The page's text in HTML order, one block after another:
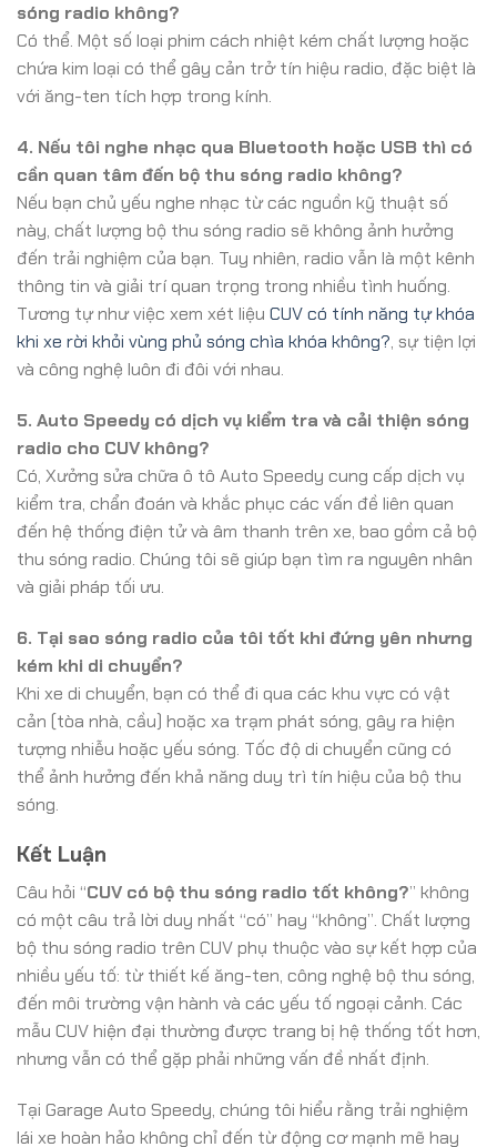
sóng radio không?
Có thể. Một số loại phim cách nhiệt kém chất lượng hoặc
chứa kim loại có thể gây cản trở tín hiệu radio, đặc biệt là
với ăng-ten tích hợp trong kính.
4. Nếu tôi nghe nhạc qua Bluetooth hoặc USB thì có
cần quan tâm đến bộ thu sóng radio không?
Nếu bạn chủ yếu nghe nhạc từ các nguồn kỹ thuật số
này, chất lượng bộ thu sóng radio sẽ không ảnh hưởng
đến trải nghiệm của bạn. Tuy nhiên, radio vẫn là một kênh
thông tin và giải trí quan trọng trong nhiều tình huống.
Tương tự như việc xem xét liệu CUV có tính năng tự khóa
khi xe rời khỏi vùng phủ sóng chìa khóa không?, sự tiện lợi
và công nghệ luôn đi đôi với nhau.
5. Auto Speedy có dịch vụ kiểm tra và cải thiện sóng
radio cho CUV không?
Có, Xưởng sửa chữa ô tô Auto Speedy cung cấp dịch vụ
kiểm tra, chẩn đoán và khắc phục các vấn đề liên quan
đến hệ thống điện tử và âm thanh trên xe, bao gồm cả bộ
thu sóng radio. Chúng tôi sẽ giúp bạn tìm ra nguyên nhân
và giải pháp tối ưu.
6. Tại sao sóng radio của tôi tốt khi đứng yên nhưng
kém khi di chuyển?
Khi xe di chuyển, bạn có thể đi qua các khu vực có vật
cản (tòa nhà, cầu) hoặc xa trạm phát sóng, gây ra hiện
tượng nhiễu hoặc yếu sóng. Tốc độ di chuyển cũng có
thể ảnh hưởng đến khả năng duy trì tín hiệu của bộ thu
sóng.
Kết Luận
Câu hỏi “CUV có bộ thu sóng radio tốt không?” không
có một câu trả lời duy nhất “có” hay “không”. Chất lượng
bộ thu sóng radio trên CUV phụ thuộc vào sự kết hợp của
nhiều yếu tố: từ thiết kế ăng-ten, công nghệ bộ thu sóng,
đến môi trường vận hành và các yếu tố ngoại cảnh. Các
mẫu CUV hiện đại thường được trang bị hệ thống tốt hơn,
nhưng vẫn có thể gặp phải những vấn đề nhất định.
Tại Garage Auto Speedy, chúng tôi hiểu rằng trải nghiệm
lái xe hoàn hảo không chỉ đến từ động cơ mạnh mẽ hay